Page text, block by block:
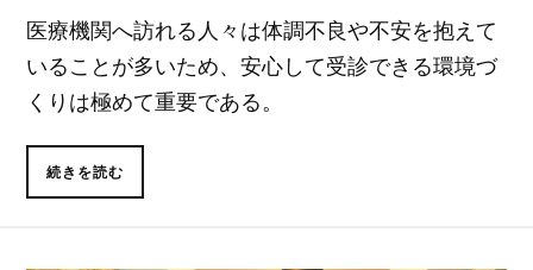
医療機関へ訪れる人々は体調不良や不安を抱えて
いることが多いため、安心して受診できる環境づ
くりは極めて重要である。
続きを読む